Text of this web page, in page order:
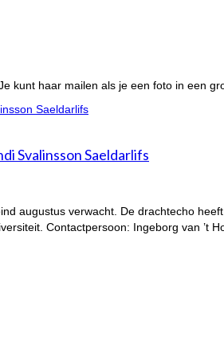
kunt haar mailen als je een foto in een
Svalinsson Saeldarlifs
augustus verwacht. De drachtecho
Contactpersoon: Ingeborg van ’t